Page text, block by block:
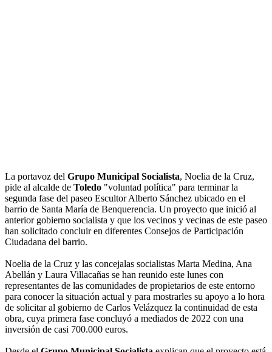
La portavoz del Grupo Municipal Socialista, Noelia de la Cruz,
pide al alcalde de Toledo "voluntad política" para terminar la
segunda fase del paseo Escultor Alberto Sánchez ubicado en el
barrio de Santa María de Benquerencia. Un proyecto que inició al
anterior gobierno socialista y que los vecinos y vecinas de este paseo
han solicitado concluir en diferentes Consejos de Participación
Ciudadana del barrio.
Noelia de la Cruz y las concejalas socialistas Marta Medina, Ana
Abellán y Laura Villacañas se han reunido este lunes con
representantes de las comunidades de propietarios de este entorno
para conocer la situación actual y para mostrarles su apoyo a lo hora
de solicitar al gobierno de Carlos Velázquez la continuidad de esta
obra, cuya primera fase concluyó a mediados de 2022 con una
inversión de casi 700.000 euros.